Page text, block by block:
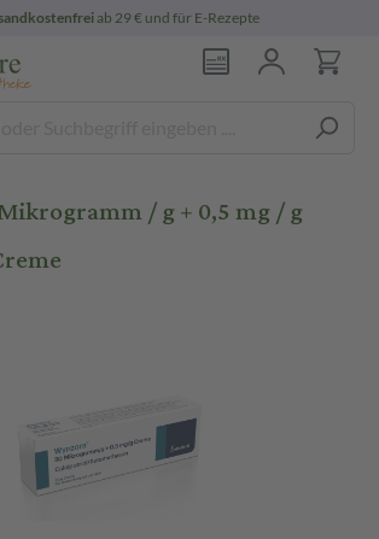
ab 29 € und für E-Rezepte
/ g + 0,5 mg / g